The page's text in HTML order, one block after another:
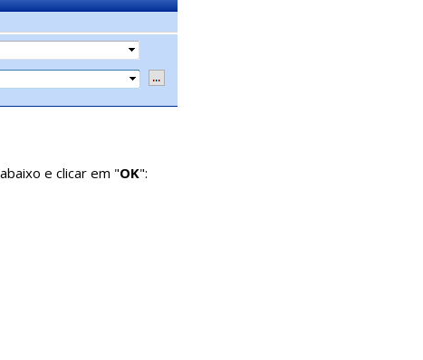
e clicar em "OK":